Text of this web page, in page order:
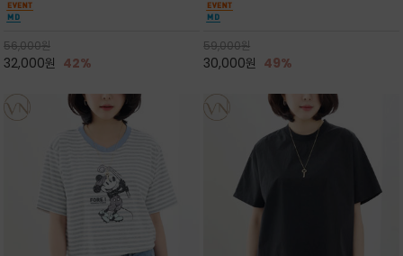
있는 드롭숄더와 7부 소매가 더해져 팔 라인을
자연스럽게 커버해주는 아이템/얇고 가벼운 터
치감으로 편안
56,000원
32,000원 42%
유 있는 핏과 경쾌한 기장감이 자연스럽게 체형
을 커버/빈티지한 레터링 프린트가 은근한 포인
트가 되어 데님이나 린넨 팬츠와 감
59,000원
30,000원 49%